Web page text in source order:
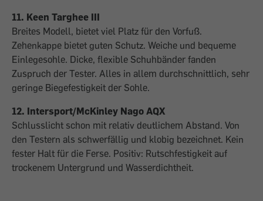
11. Keen Targhee III
Breites Modell, bietet viel Platz für den Vorfuß.
Zehenkappe bietet guten Schutz. Weiche und bequeme
Einlegesohle. Dicke, flexible Schuhbänder fanden
Zuspruch der Tester. Alles in allem durchschnittlich, sehr
geringe Biegefestigkeit der Sohle.
12. Intersport/McKinley Nago AQX
Schlusslicht schon mit relativ deutlichem Abstand. Von
den Testern als schwerfällig und klobig bezeichnet. Kein
fester Halt für die Ferse. Positiv: Rutschfestigkeit auf
trockenem Untergrund und Wasserdichtheit.